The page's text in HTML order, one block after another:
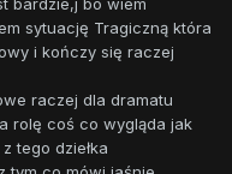
bardzie,j bo wiem
sytuację Tragiczną która
i kończy się raczej
raczej dla dramatu
rolę coś co wygląda jak
tego dziełka